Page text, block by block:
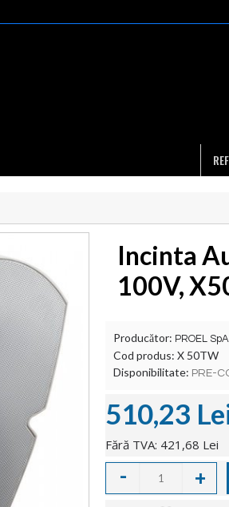
Incinta
100V,
Producător: PROEL SpA
Cod produs: X 50TW
Disponibilitate: PRE-
510,23
Fără TVA: 421,68 Lei
- +